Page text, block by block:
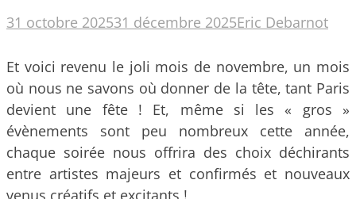
31 octobre 202531 décembre 2025Eric Debarnot
Et voici revenu le joli mois de novembre, un mois
où nous ne savons où donner de la tête, tant Paris
devient une fête ! Et, même si les « gros »
évènements sont peu nombreux cette année,
chaque soirée nous offrira des choix déchirants
entre artistes majeurs et confirmés et nouveaux
venus créatifs et excitants !